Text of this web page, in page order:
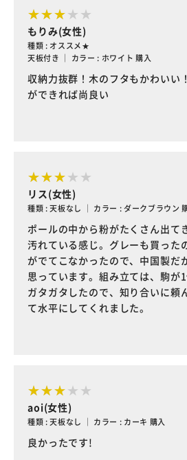
もりみ(女性)
種類 : オススメ★
天板付き ｜ カラー : ホワイト 購入
収納力抜群！木のフタもかわいい
ができれば尚良い
リス(女性)
種類 : 天板なし ｜ カラー : ダークブラウン
ポールの中から粉がたくさん出て
汚れている感じ。グレーも買った
がでてこなかったので、中国製だ
思っています。組み立ては、駒が
ガタガタしたので、知り合いに頼
て水平にしてくれました。
aoi(女性)
種類 : 天板なし ｜ カラー : カーキ 購入
良かったです!